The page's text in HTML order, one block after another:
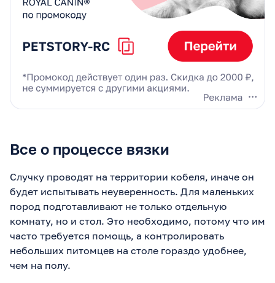
Все о процессе вязки
Случку проводят на территории кобеля, иначе он
будет испытывать неуверенность. Для маленьких
пород подготавливают не только отдельную
комнату, но и стол. Это необходимо, потому что им
часто требуется помощь, а контролировать
небольших питомцев на столе гораздо удобнее,
чем на полу.